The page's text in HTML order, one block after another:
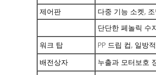
제어판
다중 기능 소켓,
단단한 페놀릭 수
워크 탑
PP 드립 컵, 일방
배전상자
누출과 모터보호